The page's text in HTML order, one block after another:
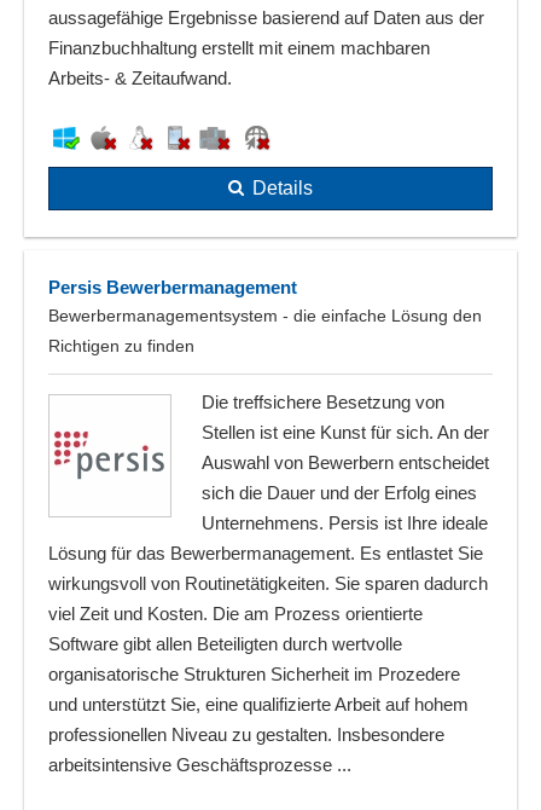
aussagefähige Ergebnisse basierend auf Daten aus der
Finanzbuchhaltung erstellt mit einem machbaren
Arbeits- & Zeitaufwand.
Details
Persis Bewerbermanagement
Bewerbermanagementsystem - die einfache Lösung den
Richtigen zu finden
Die treffsichere Besetzung von
Stellen ist eine Kunst für sich. An der
Auswahl von Bewerbern entscheidet
sich die Dauer und der Erfolg eines
Unternehmens. Persis ist Ihre ideale
Lösung für das Bewerbermanagement. Es entlastet Sie
wirkungsvoll von Routinetätigkeiten. Sie sparen dadurch
viel Zeit und Kosten. Die am Prozess orientierte
Software gibt allen Beteiligten durch wertvolle
organisatorische Strukturen Sicherheit im Prozedere
und unterstützt Sie, eine qualifizierte Arbeit auf hohem
professionellen Niveau zu gestalten. Insbesondere
arbeitsintensive Geschäftsprozesse ...